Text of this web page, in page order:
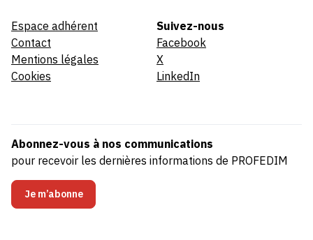
Espace adhérent
Contact
Mentions légales
Cookies
Suivez-nous
Facebook
X
LinkedIn
Abonnez-vous à nos communications
pour recevoir les dernières informations de PROFEDIM
Je m’abonne